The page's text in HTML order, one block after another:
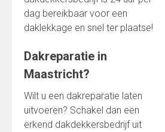
dag bereikbaar voor een
daklekkage en snel ter plaatse!
Dakreparatie in
Maastricht?
Wilt u een dakreparatie laten
uitvoeren? Schakel dan een
erkend dakdekkersbedrijf uit